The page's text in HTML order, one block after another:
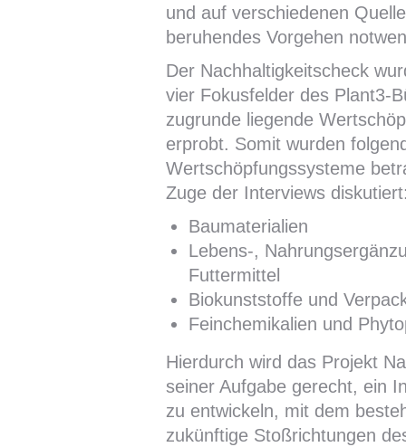
und auf verschiedenen
beruhendes Vorgehen
Der Nachhaltigkeitscheck
vier Fokusfelder des Plant3-
zugrunde liegende
erprobt. Somit wurden
Wertschöpfungssysteme
Zuge der Interviews
Baumaterialien
Lebens-,
Futtermittel
Biokunststoffe und
Feinchemikalien und
Hierdurch wird das Projekt
seiner Aufgabe gerecht, ein
zu entwickeln, mit dem
zukünftige Stoßrichtungen